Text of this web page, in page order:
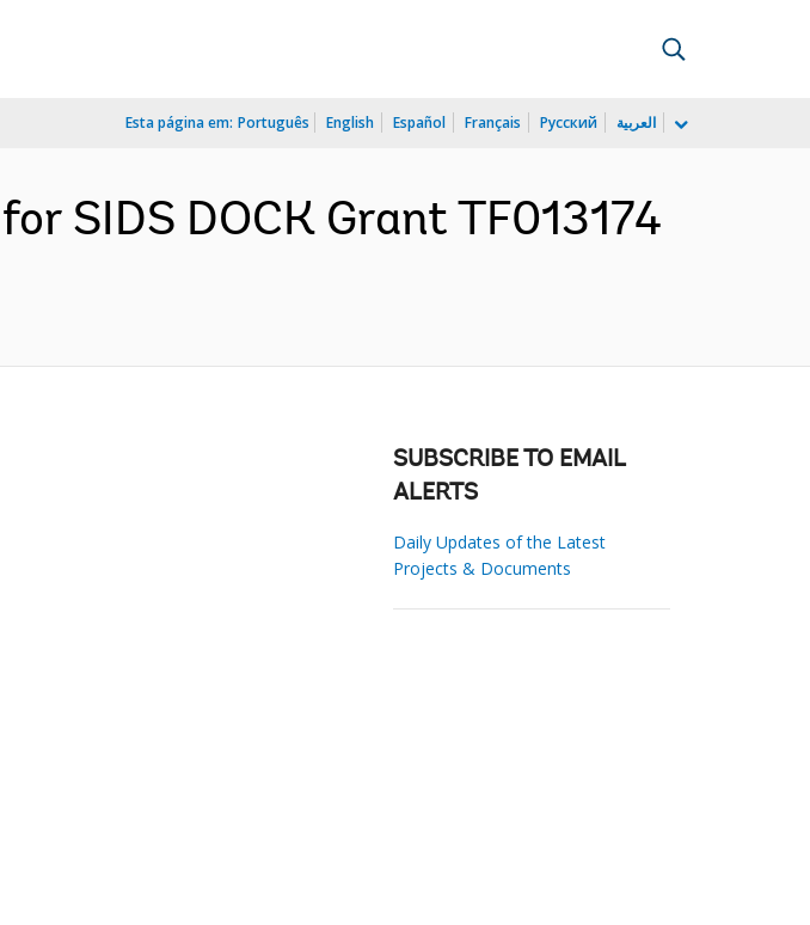
Esta página em: Português English Español Français Русский العربية
SIDS DOCK Grant TF013174
SUBSCRIBE TO EMAIL
ALERTS
Daily Updates of the Latest
Projects & Documents